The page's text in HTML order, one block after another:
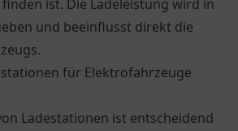
ist. Die Ladeleistung wird in
und beeinflusst direkt die
für Elektrofahrzeuge
Ladestationen ist entscheidend